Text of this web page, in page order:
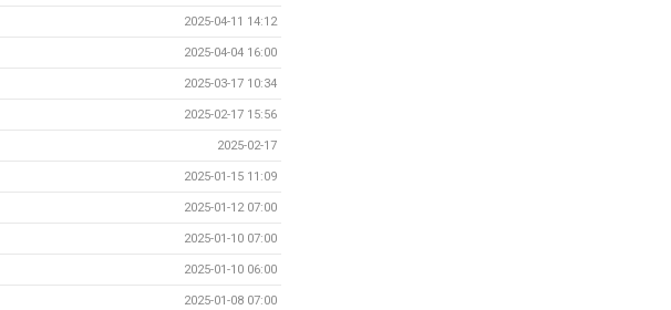
2025-04-11 14:12
2025-04-04 16:00
2025-03-17 10:34
2025-02-17 15:56
2025-02-17
2025-01-15 11:09
2025-01-12 07:00
2025-01-10 07:00
2025-01-10 06:00
2025-01-08 07:00